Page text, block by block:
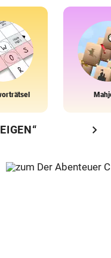
chevron_right